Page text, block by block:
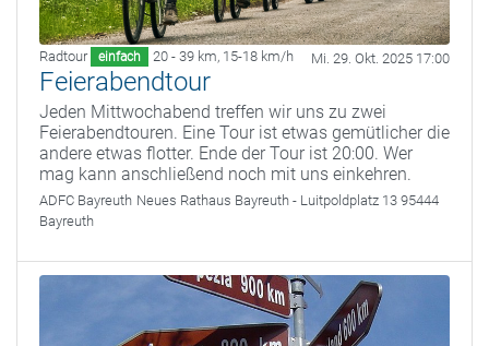
Radtour einfach 20 - 39 km, 15-18 km/h Mi. 29. Okt. 2025 17:00
Feierabendtour
Jeden Mittwochabend treffen wir uns zu zwei
Feierabendtouren. Eine Tour ist etwas gemütlicher die
andere etwas flotter. Ende der Tour ist 20:00. Wer
mag kann anschließend noch mit uns einkehren.
ADFC Bayreuth Neues Rathaus Bayreuth - Luitpoldplatz 13 95444
Bayreuth